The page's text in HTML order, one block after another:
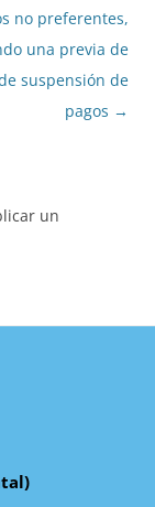
no preferentes,
una previa de
suspensión de
pagos →
un